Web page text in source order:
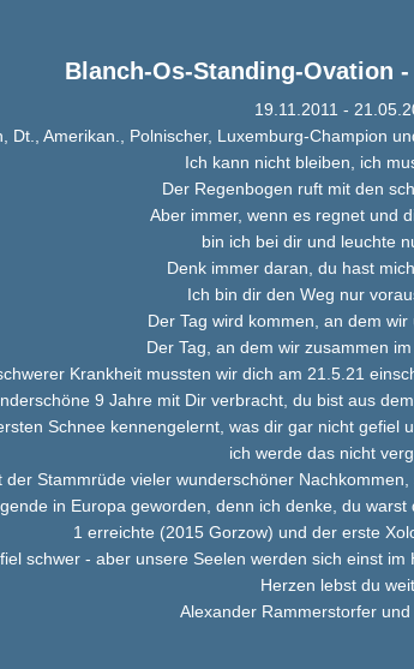
Blanch-Os-Standing-Ovation
19.11.2011 -
Dt., Amerikan., Polnischer, Luxemburg-Champion
Ich kann nicht bleiben, ich
Der Regenbogen ruft mit den
Aber immer, wenn es regnet und
bin ich bei dir und leuchte
Denk immer daran, du hast
Ich bin dir den Weg nur
Der Tag wird kommen, an dem wir
Der Tag, an dem wir zusammen
Krankheit mussten wir dich am 21.5.21
9 Jahre mit Dir verbracht, du bist aus
Schnee kennengelernt, was dir gar nicht gefiel
ich werde das nicht
der Stammrüde vieler wunderschöner
in Europa geworden, denn ich denke, du
1 erreichte (2015 Gorzow) und der erste
schwer - aber unsere Seelen werden sich einst
Herzen lebst du
Alexander Rammerstorfer